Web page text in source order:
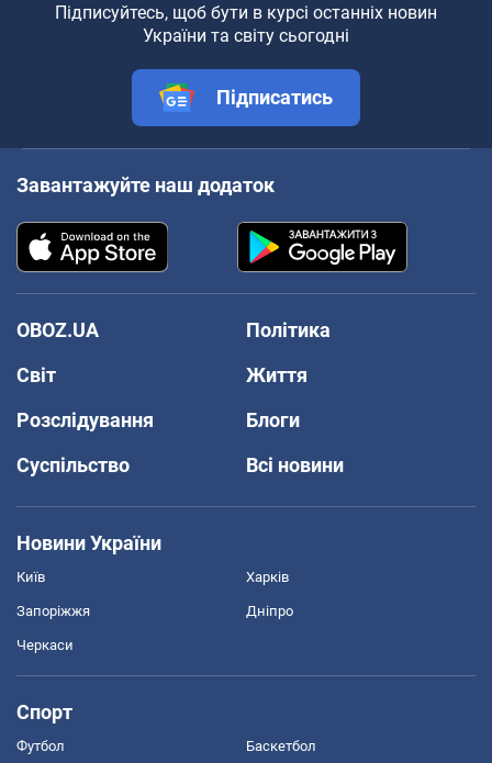
Підписуйтесь, щоб бути в курсі останніх новин
України та світу сьогодні
Підписатись
Завантажуйте наш додаток
OBOZ.UA
Політика
Світ
Життя
Розслідування
Блоги
Суспільство
Всі новини
Новини України
Київ Харків
Запоріжжя Дніпро
Черкаси
Спорт
Футбол Баскетбол